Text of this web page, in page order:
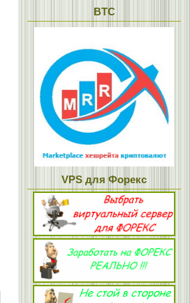
BTC
VPS для Форекс